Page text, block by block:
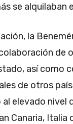
se alquilaban
la
de
así como
de otros
al elevado nivel
Canaria, Italia